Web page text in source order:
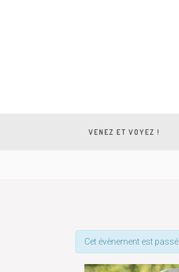
VENEZ ET VOYEZ !
Cet évènement est passé